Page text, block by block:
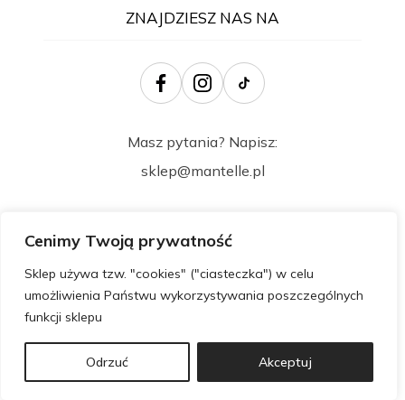
Cenimy Twoją prywatność
Sklep używa tzw. "cookies" ("ciasteczka") w celu
umożliwienia Państwu wykorzystywania poszczególnych
funkcji sklepu
Odrzuć Akceptuj
ZNAJDZIESZ NAS NA
Masz pytania? Napisz:
sklep@mantelle.pl
Wszelkie prawa zastrzeżone @ 2024